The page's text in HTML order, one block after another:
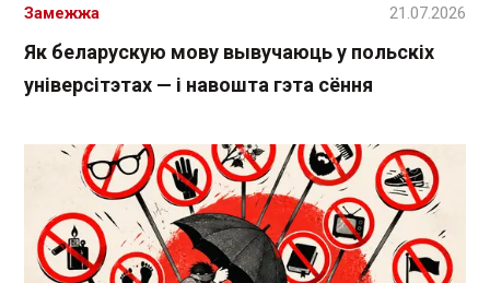
Як беларускую мову вывучаюць у польскіх
універсітэтах — і навошта гэта сёння
Замежжа 21.07.2026